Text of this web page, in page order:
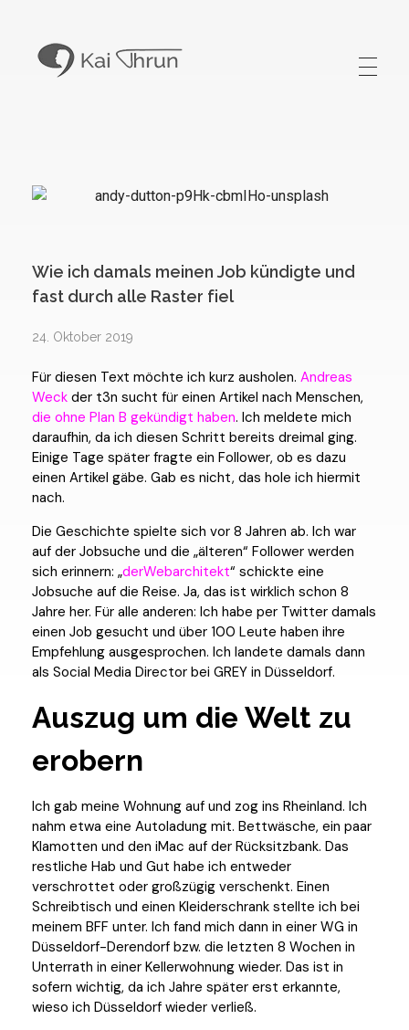
Wie ich damals meinen Job kündigte und
fast durch alle Raster fiel
24. Oktober 2019
Für diesen Text möchte ich kurz ausholen. Andreas
Weck der t3n sucht für einen Artikel nach Menschen,
die ohne Plan B gekündigt haben. Ich meldete mich
daraufhin, da ich diesen Schritt bereits dreimal ging.
Einige Tage später fragte ein Follower, ob es dazu
einen Artikel gäbe. Gab es nicht, das hole ich hiermit
nach.
Die Geschichte spielte sich vor 8 Jahren ab. Ich war
auf der Jobsuche und die „älteren“ Follower werden
sich erinnern: „derWebarchitekt“ schickte eine
Jobsuche auf die Reise. Ja, das ist wirklich schon 8
Jahre her. Für alle anderen: Ich habe per Twitter damals
einen Job gesucht und über 100 Leute haben ihre
Empfehlung ausgesprochen. Ich landete damals dann
als Social Media Director bei GREY in Düsseldorf.
Auszug um die Welt zu
erobern
Ich gab meine Wohnung auf und zog ins Rheinland. Ich
nahm etwa eine Autoladung mit. Bettwäsche, ein paar
Klamotten und den iMac auf der Rücksitzbank. Das
restliche Hab und Gut habe ich entweder
verschrottet oder großzügig verschenkt. Einen
Schreibtisch und einen Kleiderschrank stellte ich bei
meinem BFF unter. Ich fand mich dann in einer WG in
Düsseldorf-Derendorf bzw. die letzten 8 Wochen in
Unterrath in einer Kellerwohnung wieder. Das ist in
sofern wichtig, da ich Jahre später erst erkannte,
wieso ich Düsseldorf wieder verließ.